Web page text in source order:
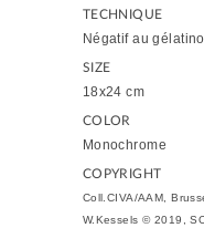
TECHNIQUE
Négatif au
SIZE
18x24 cm
COLOR
Monochrome
COPYRIGHT
Coll.CIVA/AAM,
W.Kessels © 2019,